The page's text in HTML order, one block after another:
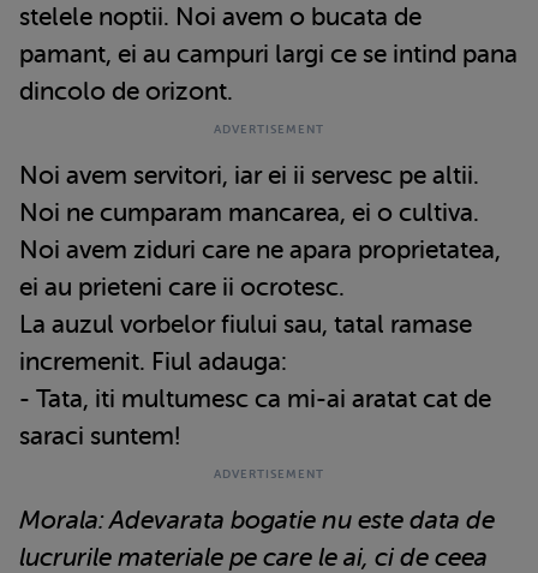
stelele noptii. Noi avem o bucata de
pamant, ei au campuri largi ce se intind pana
dincolo de orizont.
Noi avem servitori, iar ei ii servesc pe altii.
Noi ne cumparam mancarea, ei o cultiva.
Noi avem ziduri care ne apara proprietatea,
ei au prieteni care ii ocrotesc.
La auzul vorbelor fiului sau, tatal ramase
incremenit. Fiul adauga:
- Tata, iti multumesc ca mi-ai aratat cat de
saraci suntem!
Morala: Adevarata bogatie nu este data de
lucrurile materiale pe care le ai, ci de ceea